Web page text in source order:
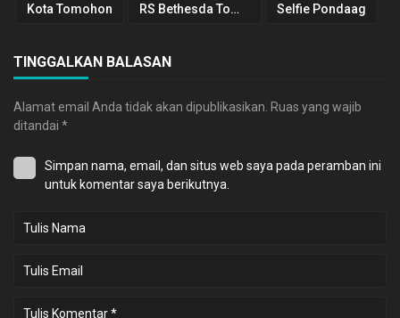
Kota Tomohon RS Bethesda Tomohon Selfie Pondaag
TINGGALKAN BALASAN
Alamat email Anda tidak akan dipublikasikan. Ruas yang wajib
ditandai *
Simpan nama, email, dan situs web saya pada peramban ini
untuk komentar saya berikutnya.